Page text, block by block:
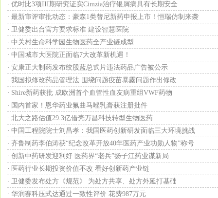
· 优时比3项III期研究证实Cimzia治疗银屑病具有长期安全
· 最新审评审批动态：豪森1类替尼新药申报上市！恒瑞仿制来袭
· 卫健委出台官方要求标准 建设智慧医院
· 中关村生命科学园生物医药全产业链成型
· 中国城市大医院正面临7大改革新机遇！
· 安康正大制药发布绞股蓝总甙片违法药品广告被公示
· 我国拟修改药品管理法 围绕问题疫苗暴露问题作出修改
· Shire新药获批 成欧洲首个血管性血友病重组VWF药物
· 国内首家！恩华药业氟曲马唑乳膏获注册批件
· 北大之路估值29.3亿借壳万昌科技转型生物医药
· 中国工程院院士刘昌孝：我国医药创新研发面临三大环境挑战
· 齐鲁制药李伯涛获“纪念改革开放40年医药产业功勋人物”称号
· 创新中药研发迎利好 医药界“老兵”扬子江药业谋新局
· 医药行业长期投资价值不改 看好创新药产业链
· 卫健委发布处方《规范》 为处方共享、处方外延打基础
· 华润赛科压式达通过一致性评价 花费987万元